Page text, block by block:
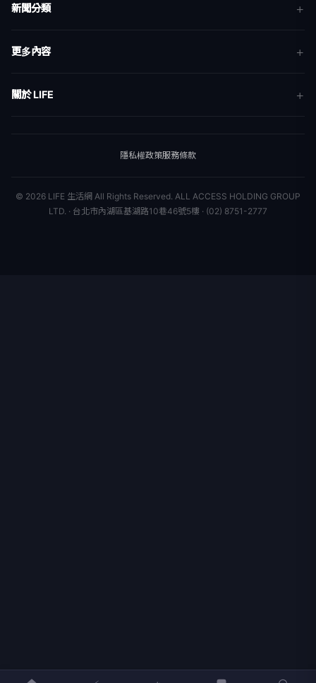
新聞分類
健康
更多內容
關於 LIFE
隱私權政策服務條款
© 2026 LIFE 生活網 All Rights Reserved. ALL ACCESS HOLDING GROUP
LTD. · 台北市內湖區基湖路10巷46號5樓 · (02) 8751-2777